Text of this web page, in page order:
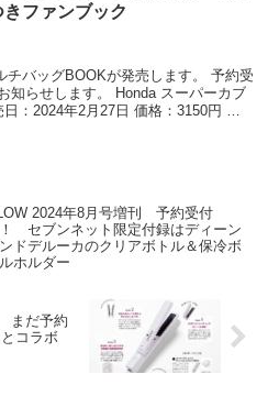
きファンブック
チバッグBOOKが発売します。 予約受
知らせします。 Honda スーパーカブ
：2024年2月27日 価格：3150円 出
2024年8月号増刊 予約受付
セブンネット限定付録はディーン
ドデルーカのクリアボトル＆保冷ボ
ホルダー
まだ予約
コラボ